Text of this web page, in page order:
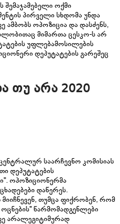
შემაჯამებელი ოქმი
პირველი სხდომა უნდა
ამბობს ოპოზიცია და დასძენს,
მიმართა ცესკო-ს არ
უფლებამოსილების
დეპუტატების გარეშეც
თუ არა 2020
საარჩევნო კომისიას
დეპუტატების
ოპოზიციონერმა
დაწერეს.
თუმცა ფიქრობენ, რომ
წარმომადგენლები
არალეგიტიმურად